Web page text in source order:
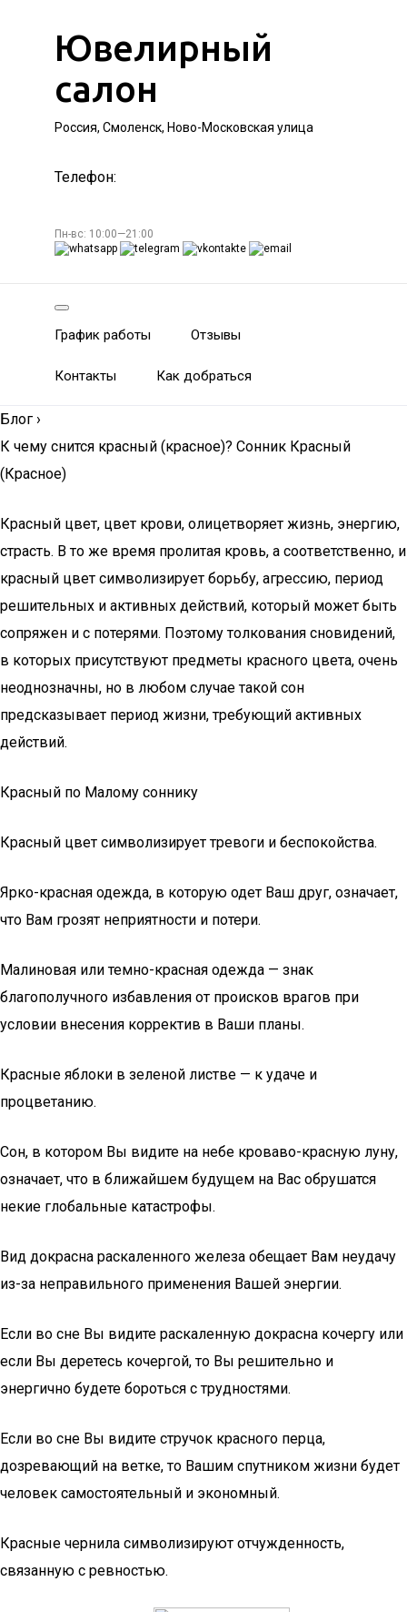
Ювелирный
салон
Россия, Смоленск, Ново-Московская улица
Телефон:
Пн-вс: 10:00—21:00
График работы Отзывы
Контакты Как добраться
Блог ›
К чему снится красный (красное)? Сонник Красный
(Красное)
Красный цвет, цвет крови, олицетворяет жизнь, энергию,
страсть. В то же время пролитая кровь, а соответственно, и
красный цвет символизирует борьбу, агрессию, период
решительных и активных действий, который может быть
сопряжен и с потерями. Поэтому толкования сновидений,
в которых присутствуют предметы красного цвета, очень
неоднозначны, но в любом случае такой сон
предсказывает период жизни, требующий активных
действий.
Красный по Малому соннику
Красный цвет символизирует тревоги и беспокойства.
Ярко-красная одежда, в которую одет Ваш друг, означает,
что Вам грозят неприятности и потери.
Малиновая или темно-красная одежда — знак
благополучного избавления от происков врагов при
условии внесения корректив в Ваши планы.
Красные яблоки в зеленой листве — к удаче и
процветанию.
Сон, в котором Вы видите на небе кроваво-красную луну,
означает, что в ближайшем будущем на Вас обрушатся
некие глобальные катастрофы.
Вид докрасна раскаленного железа обещает Вам неудачу
из-за неправильного применения Вашей энергии.
Если во сне Вы видите раскаленную докрасна кочергу или
если Вы деретесь кочергой, то Вы решительно и
энергично будете бороться с трудностями.
Если во сне Вы видите стручок красного перца,
дозревающий на ветке, то Вашим спутником жизни будет
человек самостоятельный и экономный.
Красные чернила символизируют отчужденность,
связанную с ревностью.